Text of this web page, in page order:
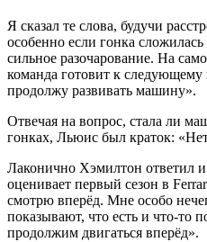
Я сказал те слова, будучи
особенно если гонка
сильное разочарование. На
команда готовит к следующему
продолжу развивать машину».
Отвечая на вопрос, стала ли
гонках, Льюис был краток:
Лаконично Хэмилтон ответил
оценивает первый сезон в
смотрю вперёд. Мне особо
показывают, что есть и что-то
продолжим двигаться вперёд».